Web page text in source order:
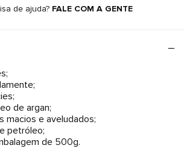
de ajuda? FALE COM A GENTE
de argan;
macios e aveludados;
petróleo;
de 500g.